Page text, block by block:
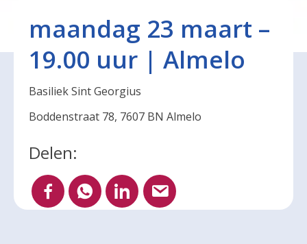
maandag 23 maart –
19.00 uur | Almelo
Basiliek Sint Georgius
Boddenstraat 78, 7607 BN Almelo
Delen: